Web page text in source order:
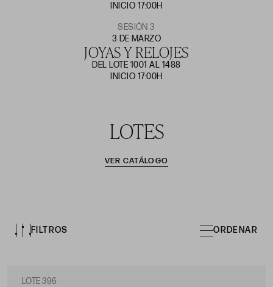
INICIO 17:00H
SESIÓN 3
3 DE MARZO
JOYAS Y RELOJES
DEL LOTE 1001 AL 1488
INICIO 17:00H
LOTES
VER CATÁLOGO
FILTROS ORDENAR
LOTE 396